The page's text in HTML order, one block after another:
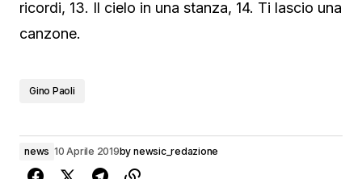
ricordi, 13. Il cielo in una stanza, 14. Ti lascio una
canzone.
Gino Paoli
news 10 Aprile 2019by newsic_redazione